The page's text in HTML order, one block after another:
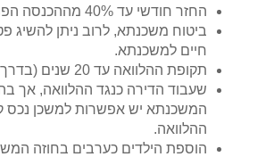
החזר חודשי עד 40% מההכנסה הפנויה.
ביטוח משכנתא, לרוב ניתן להשיג
חיים למשכנתא.
תקופת ההלוואה עד 20 שנים (בדרך כלל).
שעבוד הדירה כנגד ההלוואה, אך
המשכנתא יש אפשרות למשכן נכס
ההלוואה.
הוספת הילדים כערבים בחוזה